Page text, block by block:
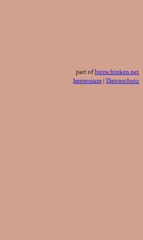
part ofbierschinken.net
Impressum | Datenschutz